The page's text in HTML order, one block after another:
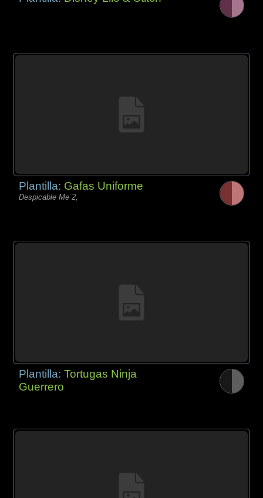
Plantilla: Gafas Uniforme
Despicable Me 2,
Plantilla:Tortugas Ninja
Guerrero